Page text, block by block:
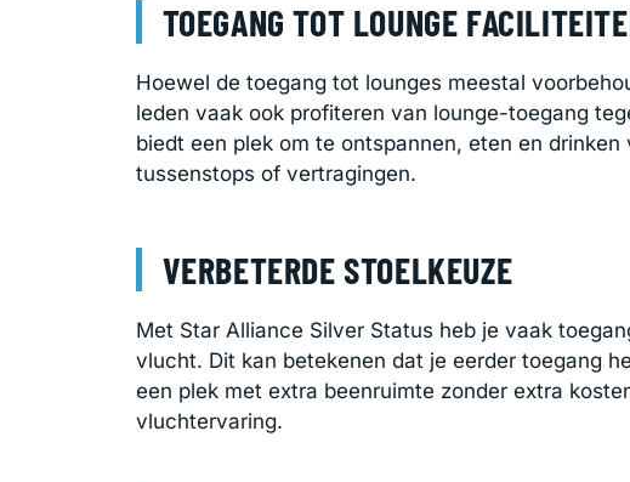
TOEGANG TOT LOUNGE
Hoewel de toegang tot lounges meestal
leden vaak ook profiteren van lounge-toegang
biedt een plek om te ontspannen, eten en
tussenstops of vertragingen.
VERBETERDE STOELKEUZE
Met Star Alliance Silver Status heb je vaak
vlucht. Dit kan betekenen dat je eerder toegang
een plek met extra beenruimte zonder extra
vluchtervaring.